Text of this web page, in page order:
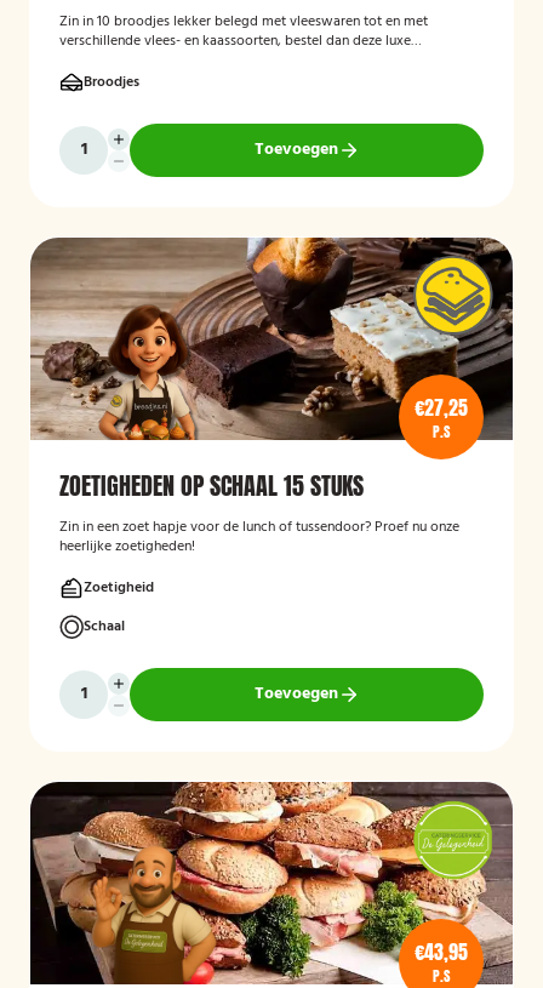
Zin in 10 broodjes lekker belegd met vleeswaren tot en met
verschillende vlees- en kaassoorten, bestel dan deze luxe
Broodjes
Toevoegen
€27,25
P.S
ZOETIGHEDEN OP SCHAAL 15 STUKS
Zin in een zoet hapje voor de lunch of tussendoor? Proef nu onze
heerlijke zoetigheden!
Zoetigheid
Schaal
Toevoegen
€43,95
P.S